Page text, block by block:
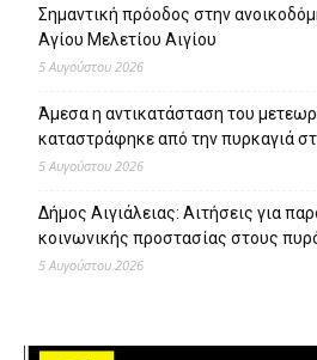
Σημαντική πρόοδος στην
Αγίου Μελετίου Αιγίου
5 Αυγούστου 2026
Άμεσα η αντικατάσταση του
καταστράφηκε από την πυρκαγιά
5 Αυγούστου 2026
Δήμος Αιγιάλειας: Αιτήσεις για
κοινωνικής προστασίας στους
5 Αυγούστου 2026